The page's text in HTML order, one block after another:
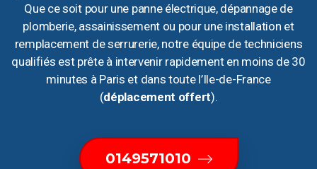
Que ce soit pour une panne électrique, dépannage de
plomberie, assainissement ou pour une installation et
remplacement de serrurerie, notre équipe de techniciens
qualifiés est prête à intervenir rapidement en moins de 30
minutes à Paris et dans toute l’Ile-de-France
(déplacement offert).
0149571010